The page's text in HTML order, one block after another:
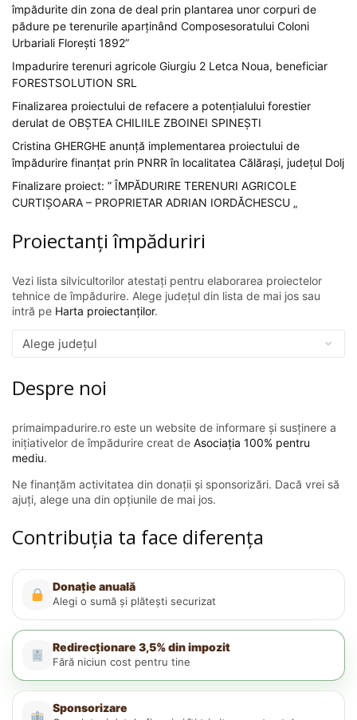
împădurite din zona de deal prin plantarea unor corpuri de
pădure pe terenurile aparținând Composesoratului Coloni
Urbariali Florești 1892”
Impadurire terenuri agricole Giurgiu 2 Letca Noua, beneficiar
FORESTSOLUTION SRL
Finalizarea proiectului de refacere a potențialului forestier
derulat de OBȘTEA CHILIILE ZBOINEI SPINEȘTI
Cristina GHERGHE anunță implementarea proiectului de
împădurire finanțat prin PNRR în localitatea Călărași, județul Dolj
Finalizare proiect: ” ÎMPĂDURIRE TERENURI AGRICOLE
CURTIȘOARA – PROPRIETAR ADRIAN IORDĂCHESCU „
Proiectanți împăduriri
Vezi lista silvicultorilor atestați pentru elaborarea proiectelor
tehnice de împădurire. Alege județul din lista de mai jos sau
intră pe Harta proiectanților.
Despre noi
primaimpadurire.ro este un website de informare și susținere a
inițiativelor de împădurire creat de Asociația 100% pentru
mediu.
Ne finanțăm activitatea din donații și sponsorizări. Dacă vrei să
ajuți, alege una din opțiunile de mai jos.
Contribuția ta face diferența
Donație anuală
Alegi o sumă și plătești securizat
Redirecționare 3,5% din impozit
Fără niciun cost pentru tine
Sponsorizare